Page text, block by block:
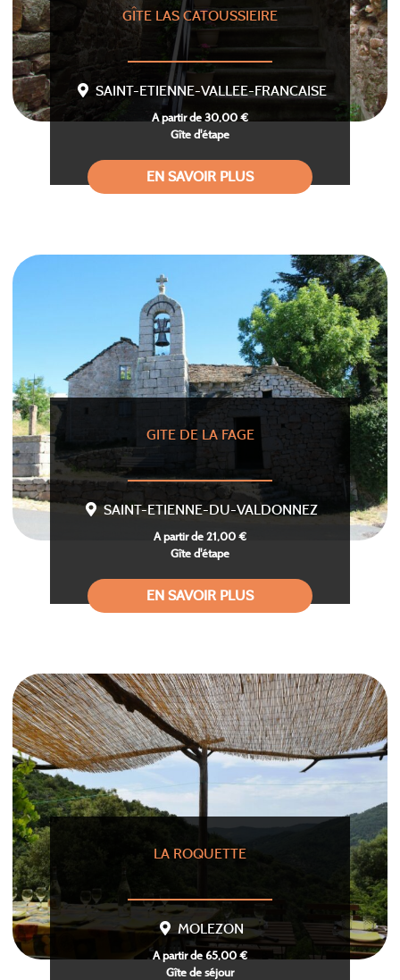
GÎTE LAS CATOUSSIEIRE
SAINT-ETIENNE-VALLEE-FRANCAISE
A partir de 30,00 €
Gîte d'étape
EN SAVOIR PLUS
GITE DE LA FAGE
SAINT-ETIENNE-DU-VALDONNEZ
A partir de 21,00 €
Gîte d'étape
EN SAVOIR PLUS
LA ROQUETTE
MOLEZON
A partir de 65,00 €
Gîte de séjour